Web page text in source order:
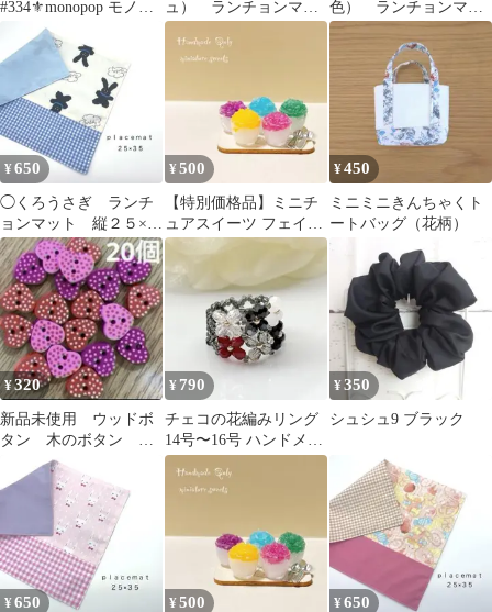
#334⚜️monopop モノポ
ップ ブラック
ュ） ランチョンマッ
ト 縦２５×横３５ 幼
稚園 入園準備
色） ランチョンマッ
ト 縦２５×横３５ 幼
稚園 入園準備
¥650
◯くろうさぎ ランチ
ョンマット 縦２５×横
３５ 幼稚園 入園準
備 韓国生地
¥500
【特別価格品】ミニチ
ュアスイーツ フェイク
フード ハンドメイド か
き氷【190】
¥450
ミニミニきんちゃくト
ートバッグ（花柄）
¥320
新品未使用 ウッドボ
タン 木のボタン ド
ットハート 20個
¥ 790
チェコの花編みリング
14号〜16号 ハンドメイ
ド ビーズリング
¥350
シュシュ9 ブラック
¥650 ¥500 ¥650